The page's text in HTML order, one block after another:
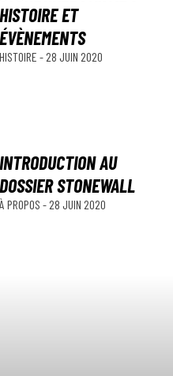
HISTOIRE ET
ÉVÈNEMENTS
HISTOIRE - 28 JUIN 2020
INTRODUCTION AU
DOSSIER STONEWALL
À PROPOS - 28 JUIN 2020